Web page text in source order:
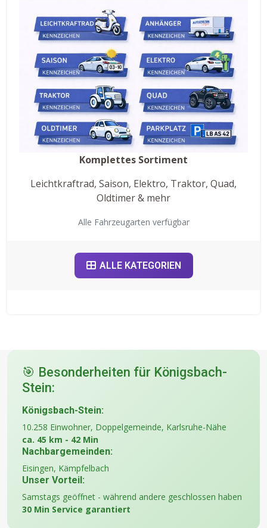
Komplettes Sortiment
Leichtkraftrad, Saison, Elektro, Traktor, Quad,
Oldtimer & mehr
Alle Fahrzeugarten verfügbar
ALLE KATEGORIEN
🎯 Besonderheiten für Königsbach-
Stein:
Königsbach-Stein:
10.258 Einwohner, Doppelgemeinde, Karlsruhe-Nähe
ca. 45 km - 42 Min
Nachbargemeinden:
Eisingen, Kämpfelbach
Unser Vorteil:
Samstags geöffnet - während andere geschlossen haben
30 Min Service garantiert